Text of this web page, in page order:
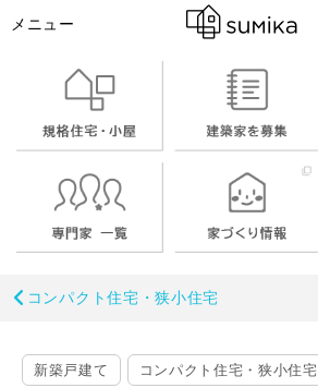
メニュー
コンパクト住宅・狭小住宅
新築戸建て コンパクト住宅・狭小住宅